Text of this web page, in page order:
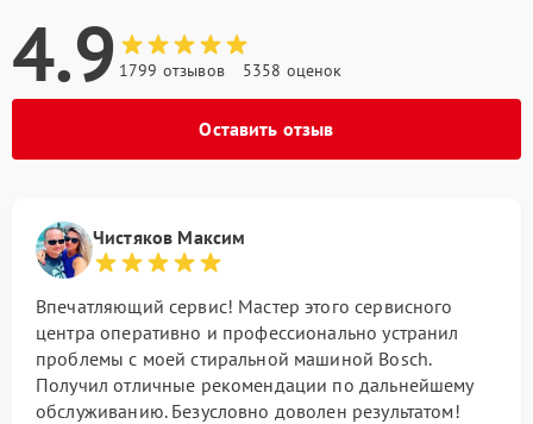
4.9 1799 отзывов 5358 оценок
Оставить отзыв
Чистяков Максим
Впечатляющий сервис! Мастер этого сервисного
центра оперативно и профессионально устранил
проблемы с моей стиральной машиной Bosch.
Получил отличные рекомендации по дальнейшему
обслуживанию. Безусловно доволен результатом!